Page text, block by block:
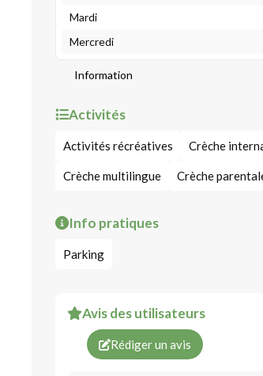
Mardi
Mercredi
Information
Activités
Activités récréatives Crèche
Crèche multilingue Crèche
Info pratiques
Parking
Avis des utilisateurs
Rédiger un avis